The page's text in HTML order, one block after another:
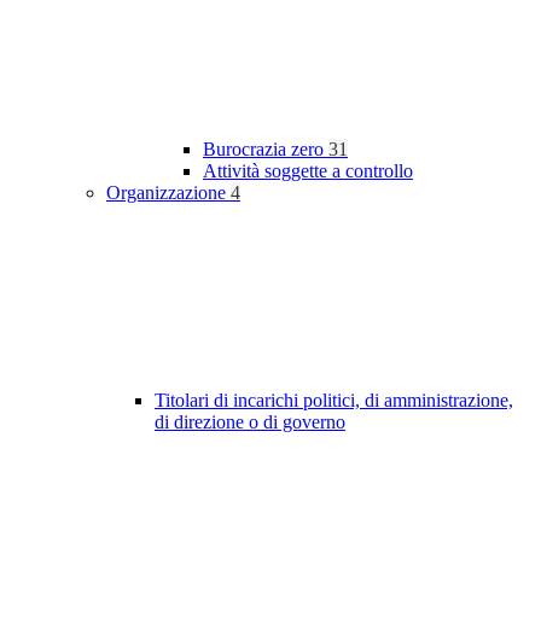
Burocrazia zero 31
Attività soggette a controllo
Organizzazione 4
Titolari di incarichi politici, di amministrazione,
di direzione o di governo